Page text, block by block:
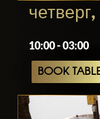
10:00 - 03:00
BOOK